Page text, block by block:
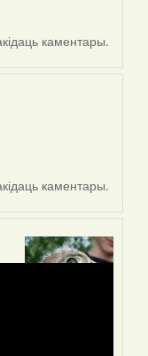
каментары.
каментары.